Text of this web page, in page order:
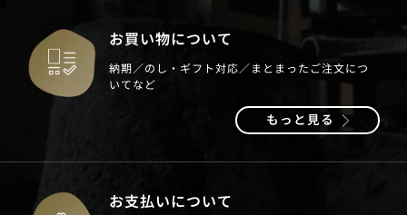
お買い物について
納期／のし・ギフト対応／まとまったご注文につ
いてなど
もっと見る
お支払いについて